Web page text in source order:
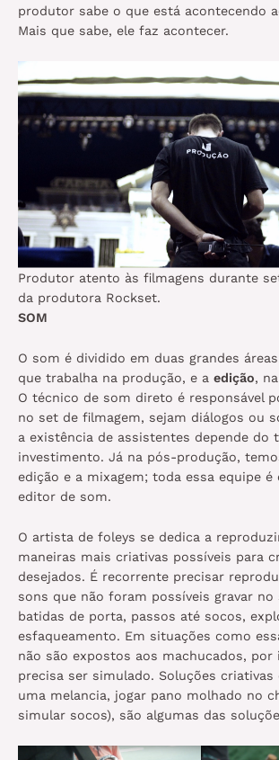
produtor sabe o que está acontecendo
Mais que sabe, ele faz acontecer.
Produtor atento às filmagens durante
da produtora Rockset.
SOM
O som é dividido em duas grandes
que trabalha na produção, e a edição,
O técnico de som direto é responsável
no set de filmagem, sejam diálogos ou
a existência de assistentes depende do
investimento. Já na pós-produção,
edição e a mixagem; toda essa equipe é
editor de som.
O artista de foleys se dedica a
maneiras mais criativas possíveis para
desejados. É recorrente precisar
sons que não foram possíveis gravar no
batidas de porta, passos até socos,
esfaqueamento. Em situações como
não são expostos aos machucados, por
precisa ser simulado. Soluções criativas
uma melancia, jogar pano molhado no
simular socos), são algumas das